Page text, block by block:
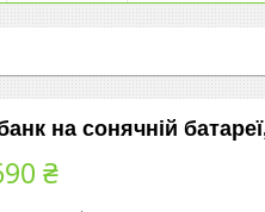
на сонячній
₴